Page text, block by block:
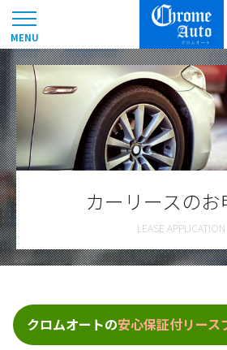
カーリースの
クロムオートの安心保証付リース